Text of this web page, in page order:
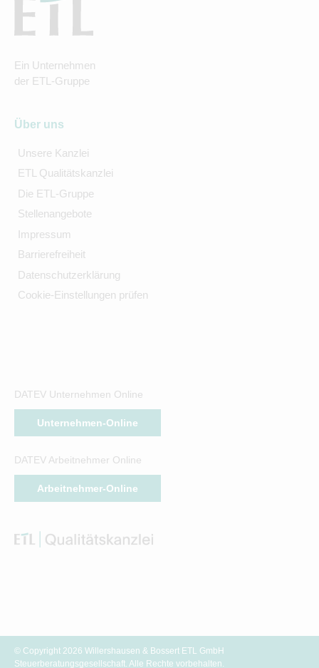
Ein Unternehmen
der ETL-Gruppe
Über uns
Unsere Kanzlei
ETL Qualitätskanzlei
Die ETL-Gruppe
Stellenangebote
Impressum
Barrierefreiheit
Datenschutzerklärung
Cookie-Einstellungen prüfen
DATEV Unternehmen Online
Unternehmen-Online
DATEV Arbeitnehmer Online
Arbeitnehmer-Online
© Copyright 2026 Willershausen & Bossert ETL GmbH
Steuerberatungsgesellschaft. Alle Rechte vorbehalten.